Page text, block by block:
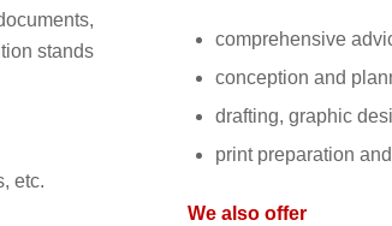
stands
etc.
comprehensive
conception and
drafting, graphic
print preparation
We also offer